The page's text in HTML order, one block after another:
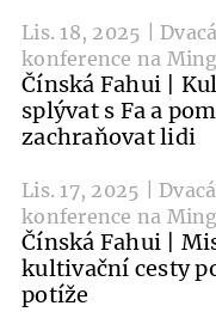
Lis. 18, 2025 |
konference na
Čínská Fahui |
splývat s Fa a
zachraňovat lidi
Lis. 17, 2025 |
konference na
Čínská Fahui |
kultivační cesty
potíže